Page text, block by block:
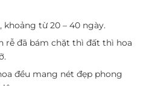
từ 20 – 40 ngày.
rễ đã bám chặt thì đất thì hoa
đều mang nét đẹp phong